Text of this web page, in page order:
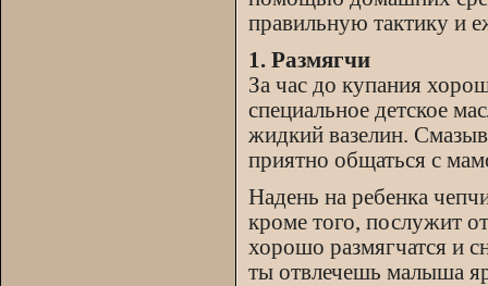
правильную тактику и
1. Размягчи
За час до купания
специальное детское
жидкий вазелин.
приятно общаться с
Надень на ребенка
кроме того, послужит
хорошо размягчатся и
ты отвлечешь малыша